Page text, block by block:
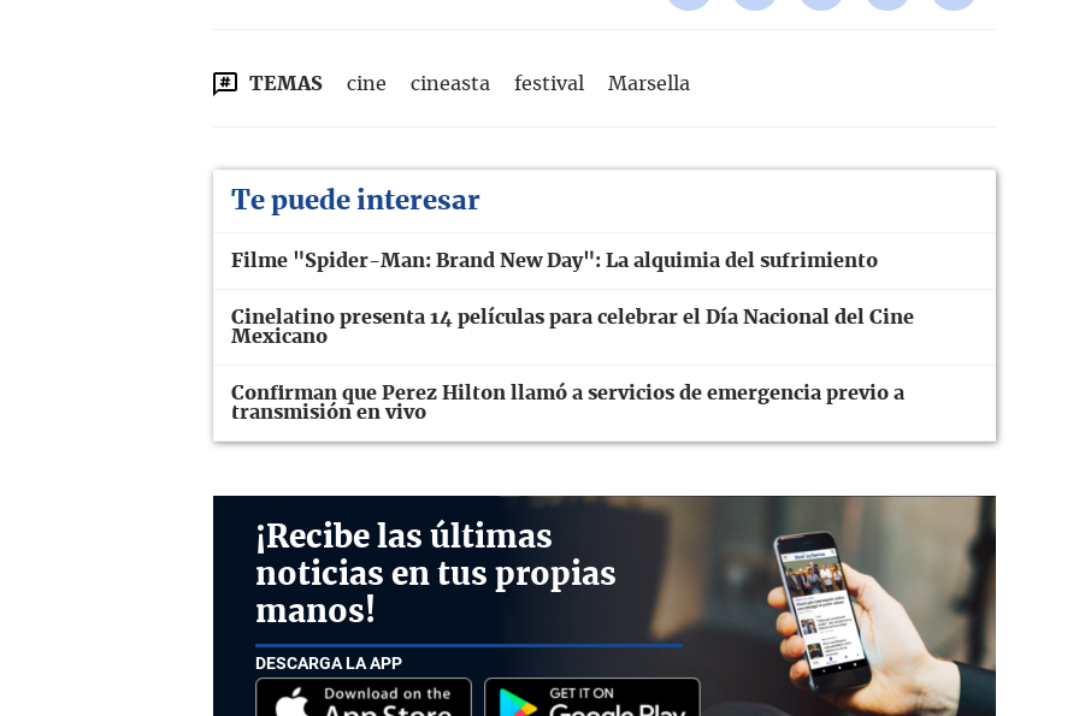
TEMAS cine cineasta festival Marsella
Te puede interesar
Filme "Spider-Man: Brand New Day": La alquimia del sufrimiento
Cinelatino presenta 14 películas para celebrar el Día Nacional del Cine
Mexicano
Confirman que Perez Hilton llamó a servicios de emergencia previo a
transmisión en vivo
¡Recibe las últimas
noticias en tus propias
manos!
DESCARGA LA APP